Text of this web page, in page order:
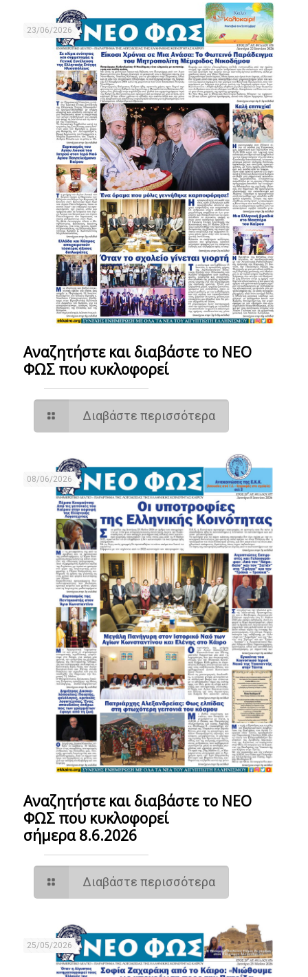
23/06/2026
Αναζητήστε και διαβάστε το NΕΟ
ΦΩΣ που κυκλοφορεί
Διαβάστε περισσότερα
08/06/2026
Αναζητήστε και διαβάστε το ΝΕΟ
ΦΩΣ που κυκλοφορεί
σήμερα 8.6.2026
Διαβάστε περισσότερα
25/05/2026